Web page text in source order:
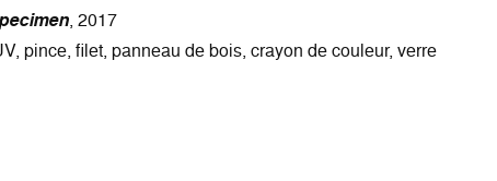
, 2017
pince, filet, panneau de bois, crayon de couleur, verre